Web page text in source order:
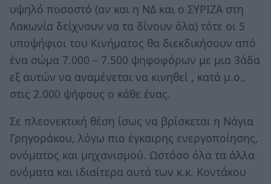
υψηλό ποσοστό (αν και η ΝΔ και ο ΣΥΡΙΖΑ στη
Λακωνία δείχνουν να τα δίνουν όλα) τότε οι 5
υποψήφιοι του Κινήματος θα διεκδικήσουν από
ένα σώμα 7.000 – 7.500 ψηφοφόρων με μια 3άδα
εξ αυτών να αναμένεται να κινηθεί , κατά μ.ο.,
στις 2.000 ψήφους ο κάθε ένας.
Σε πλεονεκτική θέση ίσως να βρίσκεται η Νάγια
Γρηγοράκου, λόγω πιο έγκαιρης ενεργοποίησης,
ονόματος και μηχανισμού. Ωστόσο όλα τα άλλα
ονόματα και ιδιαίτερα αυτά των κ.κ. Κοντάκου